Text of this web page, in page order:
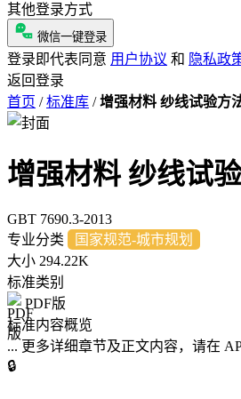
其他登录方式
微信一键登录
登录即代表同意 用户协议 和 隐私政
返回登录
首页 / 标准库 / 增强材料 纱线试验方
增强材料 纱线试
GBT 7690.3-2013
专业分类
国家规范-城市规划
大小 294.22K
标准类别
PDF版
标准内容概览
... 更多详细章节及正文内容，请在
🔒